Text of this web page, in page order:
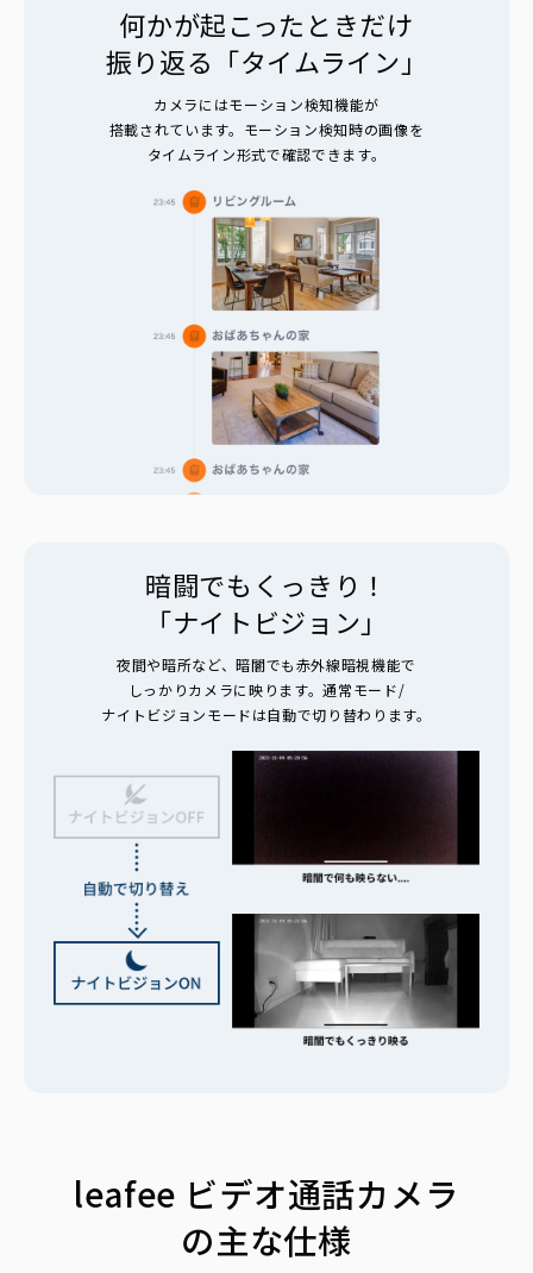
何かが起こったときだけ
振り返る「タイムライン」
カメラにはモーション検知機能が
搭載されています。モーション検知時の画像を
タイムライン形式で確認できます。
暗闘でもくっきり！
「ナイトビジョン」
夜間や暗所など、暗闇でも赤外線暗視機能で
しっかりカメラに映ります。通常モード/
ナイトビジョンモードは自動で切り替わります。
leafee ビデオ通話カメラ
の主な仕様